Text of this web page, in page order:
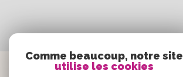
Comme beaucoup, notre site
utilise les cookies